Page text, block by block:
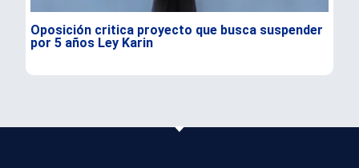
Oposición critica proyecto que busca suspender
por 5 años Ley Karin